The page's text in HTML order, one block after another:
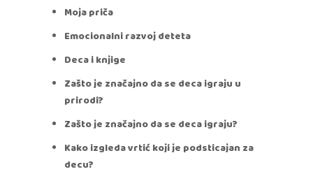
Moja priča
Emocionalni razvoj deteta
Deca i knjige
Zašto je značajno da se deca igraju u
prirodi?
Zašto je značajno da se deca igraju?
Kako izgleda vrtić koji je podsticajan za
decu?